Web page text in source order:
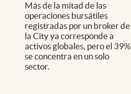
Más de la mitad de las
operaciones bursátiles
registradas por un broker de
la City ya corresponde a
activos globales, pero el 39%
se concentra en un solo
sector.